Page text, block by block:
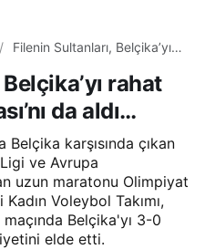
Filenin Sultanları, Belçika’yı
da aldı…
rahat
da aldı…
karşısında çıkan
ve Avrupa
uzun maratonu Olimpiyat
Voleybol Takımı,
Belçika'yı 3-0
elde etti.